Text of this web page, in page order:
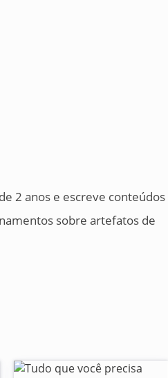
2 anos e escreve conteúdos
sobre artefatos de